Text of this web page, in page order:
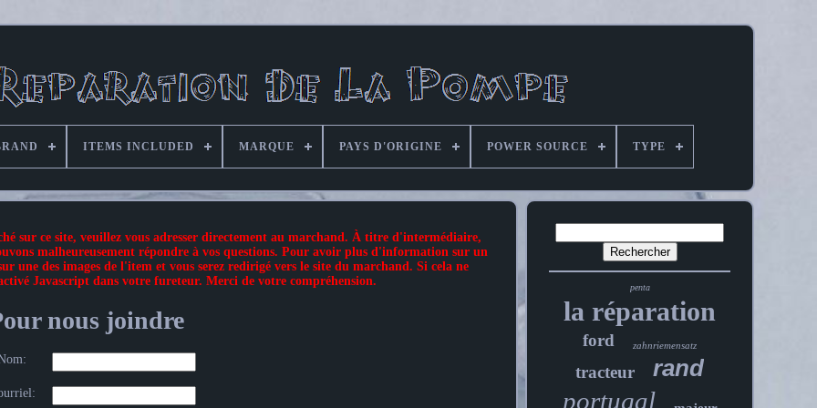
ITEMS INCLUDED MARQUE PAYS D'ORIGINE POWER SOURCE TYPE
sur ce site, veuillez vous adresser directement au marchand. À titre d'intermédiaire,
malheureusement répondre à vos questions. Pour avoir plus d'information sur un
une des images de l'item et vous serez redirigé vers le site du marchand. Si cela ne
Javascript dans votre fureteur. Merci de votre compréhension.
nous joindre
penta
la réparation
ford zahnriemensatz
tracteur rand
portugal